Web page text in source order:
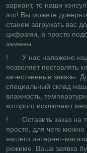
вариант, то наши
это! Вы можете
станем загружать вас
цифрами, а просто
замены.
! У нас налажено
позволяет поставлять
качественные заказы.
специальный склад
влажность,
которого исключают
! Оставить заказ на
просто, для чего можно
нашего интернет-
режиме. Ваша заявка